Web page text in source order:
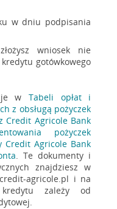
w dniu podpisania
wniosek nie
gotówkowego
w Tabeli opłat i
z obsługą pożyczek
Credit Agricole Bank
pożyczek
Credit Agricole Bank
. Te dokumenty i
znajdziesz w
agricole.pl i na
zależy od